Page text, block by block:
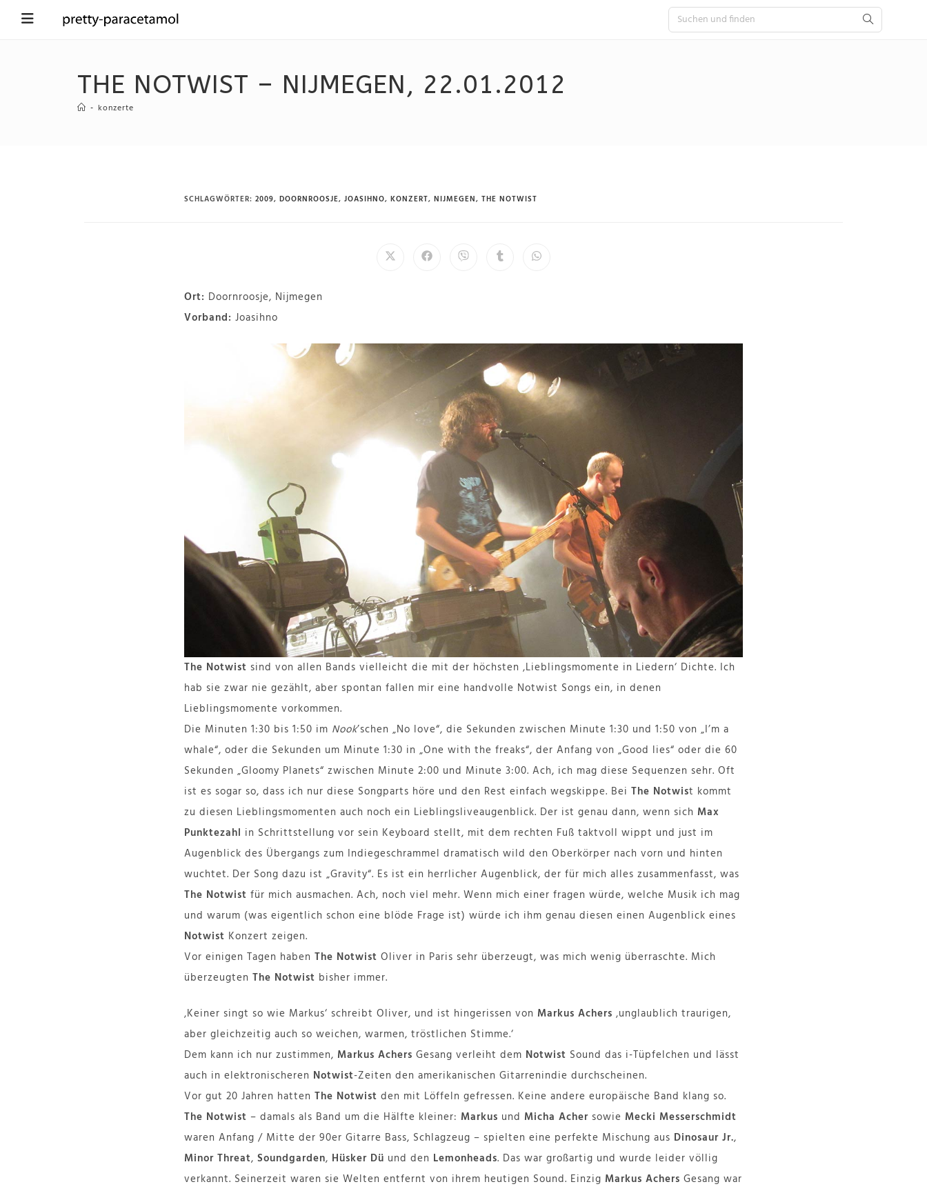
THE NOTWIST – NIJMEGEN, 22.01.2012
- konzerte
SCHLAGWÖRTER: 2009, DOORNROOSJE, JOASIHNO, KONZERT, NIJMEGEN, THE NOTWIST
Ort: Doornroosje, Nijmegen
Vorband: Joasihno
The Notwist sind von allen Bands vielleicht die mit der höchsten ‚Lieblingsmomente in Liedern‘ Dichte. Ich
hab sie zwar nie gezählt, aber spontan fallen mir eine handvolle Notwist Songs ein, in denen
Lieblingsmomente vorkommen.
Die Minuten 1:30 bis 1:50 im Nook’schen „No love“, die Sekunden zwischen Minute 1:30 und 1:50 von „I’m a
whale“, oder die Sekunden um Minute 1:30 in „One with the freaks“, der Anfang von „Good lies“ oder die 60
Sekunden „Gloomy Planets“ zwischen Minute 2:00 und Minute 3:00. Ach, ich mag diese Sequenzen sehr. Oft
ist es sogar so, dass ich nur diese Songparts höre und den Rest einfach wegskippe. Bei The Notwist kommt
zu diesen Lieblingsmomenten auch noch ein Lieblingsliveaugenblick. Der ist genau dann, wenn sich Max
Punktezahl in Schrittstellung vor sein Keyboard stellt, mit dem rechten Fuß taktvoll wippt und just im
Augenblick des Übergangs zum Indiegeschrammel dramatisch wild den Oberkörper nach vorn und hinten
wuchtet. Der Song dazu ist „Gravity“. Es ist ein herrlicher Augenblick, der für mich alles zusammenfasst, was
The Notwist für mich ausmachen. Ach, noch viel mehr. Wenn mich einer fragen würde, welche Musik ich mag
und warum (was eigentlich schon eine blöde Frage ist) würde ich ihm genau diesen einen Augenblick eines
Notwist Konzert zeigen.
Vor einigen Tagen haben The Notwist Oliver in Paris sehr überzeugt, was mich wenig überraschte. Mich
überzeugten The Notwist bisher immer.
‚Keiner singt so wie Markus‘ schreibt Oliver, und ist hingerissen von Markus Achers ‚unglaublich traurigen,
aber gleichzeitig auch so weichen, warmen, tröstlichen Stimme.‘
Dem kann ich nur zustimmen, Markus Achers Gesang verleiht dem Notwist Sound das i-Tüpfelchen und lässt
auch in elektronischeren Notwist-Zeiten den amerikanischen Gitarrenindie durchscheinen.
Vor gut 20 Jahren hatten The Notwist den mit Löffeln gefressen. Keine andere europäische Band klang so.
The Notwist – damals als Band um die Hälfte kleiner: Markus und Micha Acher sowie Mecki Messerschmidt
waren Anfang / Mitte der 90er Gitarre Bass, Schlagzeug – spielten eine perfekte Mischung aus Dinosaur Jr.,
Minor Threat, Soundgarden, Hüsker Dü und den Lemonheads. Das war großartig und wurde leider völlig
verkannt. Seinerzeit waren sie Welten entfernt von ihrem heutigen Sound. Einzig Markus Achers Gesang war